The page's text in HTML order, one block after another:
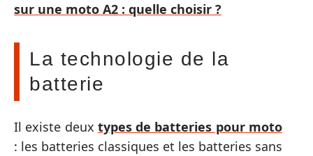
sur une moto A2 : quelle choisir ?
La technologie de la
batterie
Il existe deux types de batteries pour moto
: les batteries classiques et les batteries sans